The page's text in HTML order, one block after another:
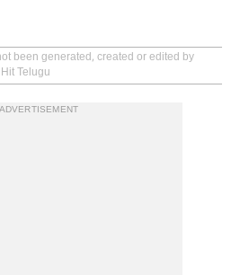
been generated, created or edited by
Telugu
ADVERTISEMENT